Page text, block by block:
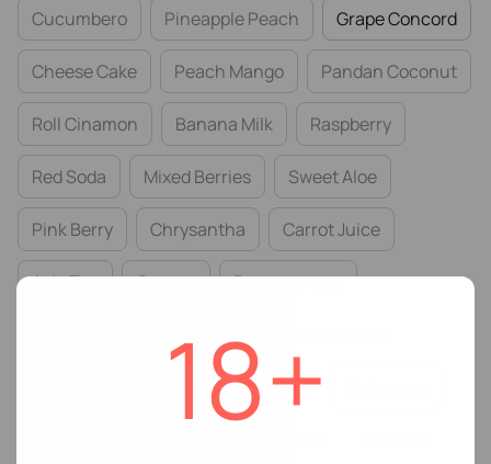
18+
Cucumbero Pineapple Peach Grape Concord
Cheese Cake Peach Mango Pandan Coconut
Roll Cinamon Banana Milk Raspberry
Red Soda Mixed Berries Sweet Aloe
Pink Berry Chrysantha Carrot Juice
Asia Tea Orange Pomegranate
Dubacco